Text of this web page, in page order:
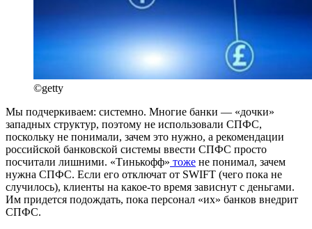
©getty
Мы подчеркиваем: системно. Многие банки — «дочки»
западных структур, поэтому не использовали СПФС,
поскольку не понимали, зачем это нужно, а рекомендации
российской банковской системы ввести СПФС просто
посчитали лишними. «Тинькофф» тоже не понимал, зачем
нужна СПФС. Если его отключат от SWIFT (чего пока не
случилось), клиенты на какое-то время зависнут с деньгами.
Им придется подождать, пока персонал «их» банков внедрит
СПФС.